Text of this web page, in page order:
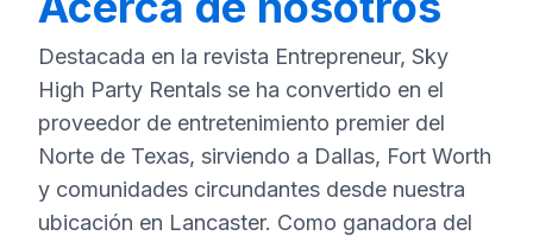
Destacada en la revista Entrepreneur, Sky
High Party Rentals se ha convertido en el
proveedor de entretenimiento premier del
Norte de Texas, sirviendo a Dallas, Fort Worth
y comunidades circundantes desde nuestra
ubicación en Lancaster. Como ganadora del